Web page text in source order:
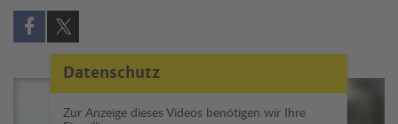
Auf Facebook teilen (öffnet in neuem Fenster)
Auf X teilen (öffnet in neuem Fenster)
Datenschutz
Zur Anzeige dieses Videos benötigen wir Ihre